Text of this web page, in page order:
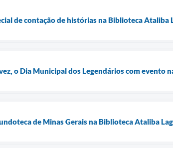
de contação de histórias na Biblioteca Ataliba
o Dia Municipal dos Legendários com evento
de Minas Gerais na Biblioteca Ataliba